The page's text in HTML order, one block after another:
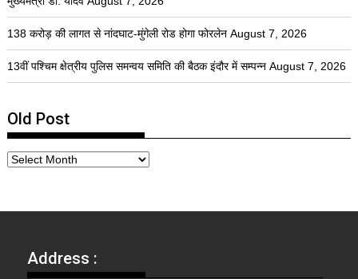
138 करोड़ की लागत से नांदघाट-मुंगेली रोड होगा फोरलेन August 7, 2026
13वीं पश्चिम क्षेत्रीय पुलिस समन्वय समिति की बैठक इंदौर में सम्पन्न August 7, 2026
Old Post
Address :